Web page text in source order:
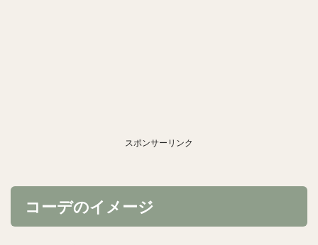
スポンサーリンク
コーデのイメージ